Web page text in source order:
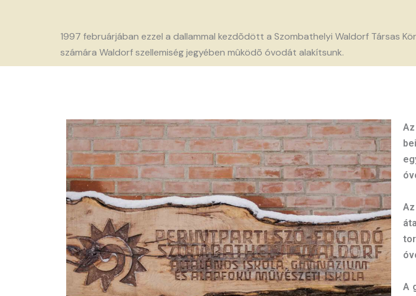
1997 februárjában ezzel a dallammal kezdõdött a Szombathelyi Waldorf Társas
számára Waldorf szellemiség jegyében mûködõ óvodát alakítsunk.
A